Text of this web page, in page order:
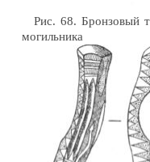
Рис. 68. Бронзовый
могильника